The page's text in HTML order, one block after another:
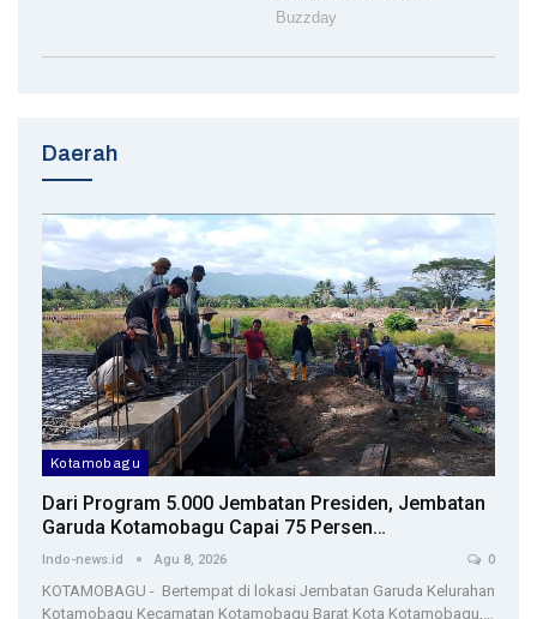
Daerah
Kotamobagu
Dari Program 5.000 Jembatan Presiden, Jembatan
Garuda Kotamobagu Capai 75 Persen…
Indo-news.id Agu 8, 2026 0
KOTAMOBAGU - Bertempat di lokasi Jembatan Garuda Kelurahan
Kotamobagu Kecamatan Kotamobagu Barat Kota Kotamobagu,…